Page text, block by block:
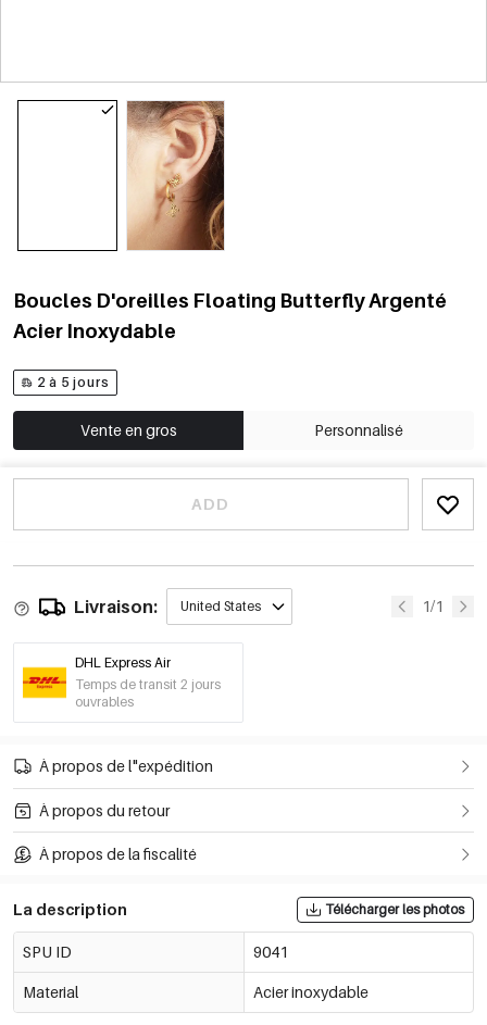
Boucles D'oreilles Floating Butterfly Argenté
Acier Inoxydable
2 à 5 jours
Vente en gros Personnalisé
ADD
Livraison: United States 1/1
DHL Express Air
Temps de transit 2 jours
ouvrables
À propos de l"expédition
À propos du retour
À propos de la fiscalité
La description Télécharger les photos
SPU ID 9041
Material Acier inoxydable